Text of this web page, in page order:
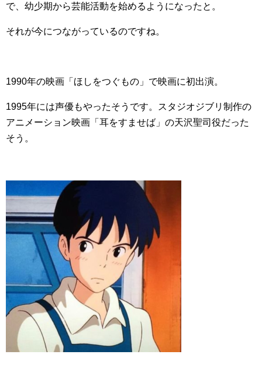
で、幼少期から芸能活動を始めるようになったと。
それが今につながっているのですね。
1990年の映画「ほしをつぐもの」で映画に初出演。
1995年には声優もやったそうです。スタジオジブリ制作の
アニメーション映画「耳をすませば」の天沢聖司役だった
そう。